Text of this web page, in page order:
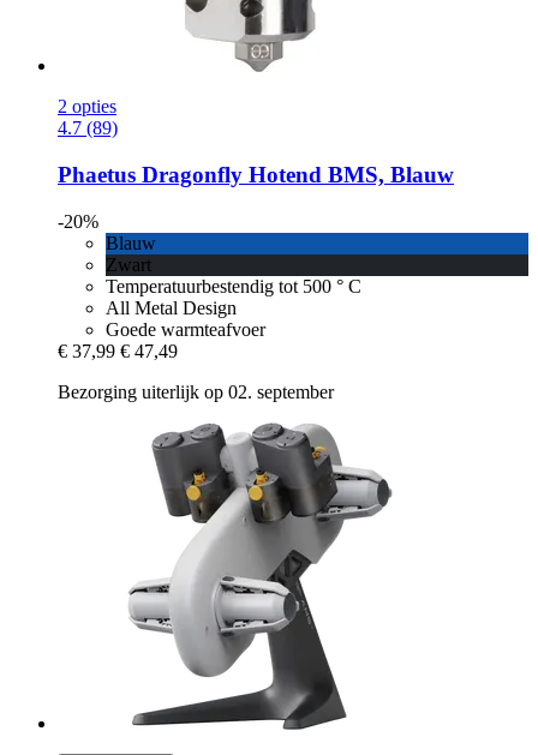
2 opties
4.7 (89)
Phaetus Dragonfly Hotend BMS, Blauw
-20%
Blauw
Zwart
Temperatuurbestendig tot 500 ° C
All Metal Design
Goede warmteafvoer
€ 37,99 € 47,49
Bezorging uiterlijk op 02. september